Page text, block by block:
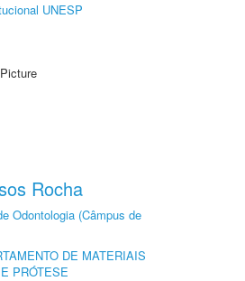
UNESP
Rocha
Odontologia (Câmpus de
DE MATERIAIS
PRÓTESE